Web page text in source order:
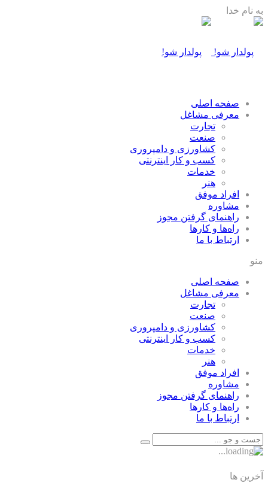
به نام خدا
صفحه اصلی
معرفی مشاغل
تجارت
صنعت
كشاورزی و دامپروری
كسب و كار اينترنتی
خدمات
هنر
افراد موفق
مشاوره
راهنمای گرفتن مجوز
راه‌ها و كارها
ارتباط با ما
منو
صفحه اصلی
معرفی مشاغل
تجارت
صنعت
كشاورزی و دامپروری
كسب و كار اينترنتی
خدمات
هنر
افراد موفق
مشاوره
راهنمای گرفتن مجوز
راه‌ها و كارها
ارتباط با ما
آخرین ها